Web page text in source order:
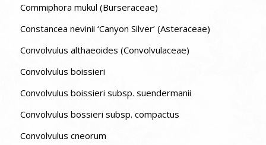
Commiphora mukul (Burseraceae)
Constancea nevinii ‘Canyon Silver’ (Asteraceae)
Convolvulus althaeoides (Convolvulaceae)
Convolvulus boissieri
Convolvulus boissieri subsp. suendermanii
Convolvulus bossieri subsp. compactus
Convolvulus cneorum